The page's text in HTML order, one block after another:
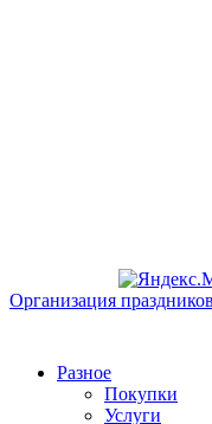
Организация праздников
Разное
Покупки
Услуги